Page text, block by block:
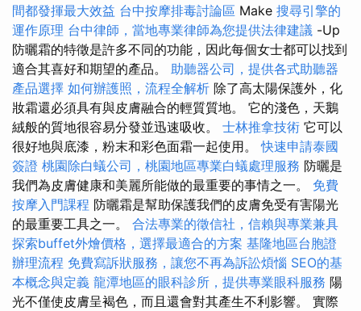
間都發揮最大效益 台中按摩排毒討論區 Make 搜尋引擎的
運作原理 台中律師，當地專業律師為您提供法律建議 -Up
防曬霜的特徵是許多不同的功能，因此每個女士都可以找到
適合其喜好和期望的產品。 助聽器公司，提供各式助聽器
產品選擇 如何辦護照，流程全解析 除了高太陽保護外，化
妝霜還必須具有與皮膚融合的輕質質地。 它的淺色，天鵝
絨般的質地很容易分發並迅速吸收。 士林推拿技術 它可以
很好地與底漆，粉末和彩色面霜一起使用。快速申請泰國
簽證 桃園除白蟻公司，桃園地區專業白蟻處理服務 防曬是
我們為皮膚健康和美麗所能做的最重要的事情之一。 免費
按摩入門課程 防曬霜是幫助保護我們的皮膚免受有害陽光
的最重要工具之一。 合法專業的徵信社，信賴與專業兼具
探索buffet外燴價格，選擇最適合的方案 基隆地區台胞證
辦理流程 免費寫訴狀服務，讓您不再為訴訟煩惱 SEO的基
本概念與定義 龍潭地區的眼科診所，提供專業眼科服務 陽
光不僅使皮膚呈褐色，而且還會對其產生不利影響。 實際